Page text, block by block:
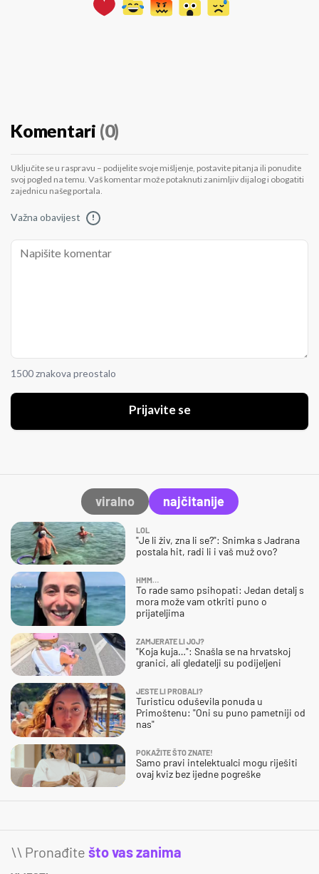
Komentari (0)
Uključite se u raspravu – podijelite svoje mišljenje, postavite pitanja ili ponudite
svoj pogled na temu. Vaš komentar može potaknuti zanimljiv dijalog i obogatiti
zajednicu našeg portala.
Važna obavijest !
1500 znakova preostalo
Prijavite se
viralno najčitanije
LOL
"Je li živ, zna li se?": Snimka s Jadrana
postala hit, radi li i vaš muž ovo?
HMM…
To rade samo psihopati: Jedan detalj s
mora može vam otkriti puno o
prijateljima
ZAMJERATE LI JOJ?
"Koja kuja…": Snašla se na hrvatskoj
granici, ali gledatelji su podijeljeni
JESTE LI PROBALI?
Turisticu oduševila ponuda u
Primoštenu: "Oni su puno pametniji od
nas"
POKAŽITE ŠTO ZNATE!
Samo pravi intelektualci mogu riješiti
ovaj kviz bez ijedne pogreške
\\ Pronađite što vas zanima